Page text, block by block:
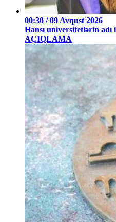
00:30 / 09 Avqust 2026
Hansı universitetlərin
AÇIQLAMA